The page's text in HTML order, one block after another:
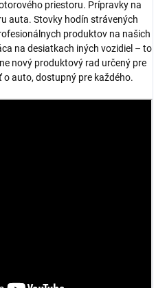
priestoru. Prípravky na
auta. Stovky hodín strávených
produktov na našich
na desiatkach iných vozidiel – to
nový produktový rad určený pre
auto, dostupný pre každého.